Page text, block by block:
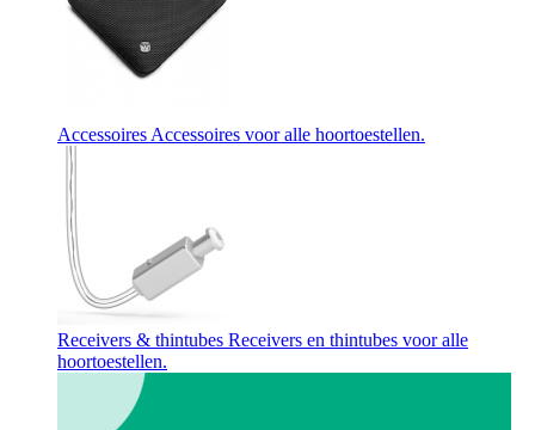
AccessoiresAccessoires voor alle hoortoestellen.
Receivers & thintubes Receivers en thintubes voor alle
hoortoestellen.